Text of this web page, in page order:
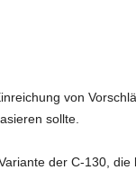
von
sollte.
der C-130,